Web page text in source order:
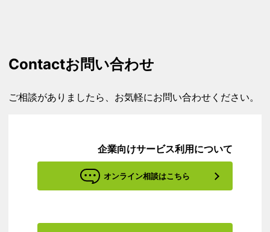
Contactお問い合わせ
ご相談がありましたら、お気軽にお問い合わせください。
企業向けサービス利用について
オンライン相談はこちら